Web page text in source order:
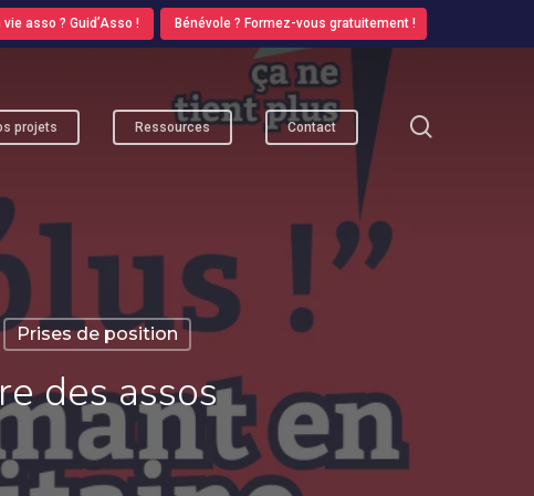
asso ? Guid’Asso ! Bénévole ? Formez-vous gratuitement !
projets Ressources Contact
Prises de position
des assos